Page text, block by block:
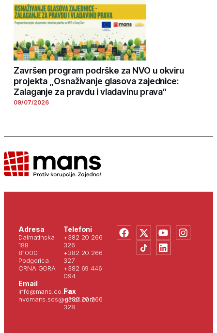
Završen program podrške za NVO u okviru
projekta „Osnaživanje glasova zajednice:
Zalaganje za pravdu i vladavinu prava“
09/07/2026
Adresa
Dalmatinska
188
81000
Podgorica
CRNA GORA
Email
info@mans.co.me
nvomans.sos@gmail.com
Telefoni
+382 20 266
326
+382 20 266
327
+382 69 446
094
Fax
+382 20 266
328